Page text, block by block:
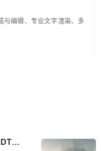
与编辑、专业文字渲染、多